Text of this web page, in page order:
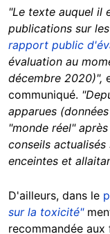
"Le texte auquel il
publications sur
rapport public
évaluation au
décembre 2020)",
communiqué.
apparues
"monde réel"
conseils
enceintes et
D'ailleurs, dans le
sur la toxicité"
recommandée